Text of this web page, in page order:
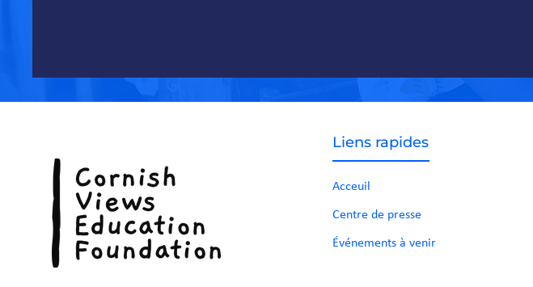
Liens rapides
Acceuil
Centre de presse
Événements à venir